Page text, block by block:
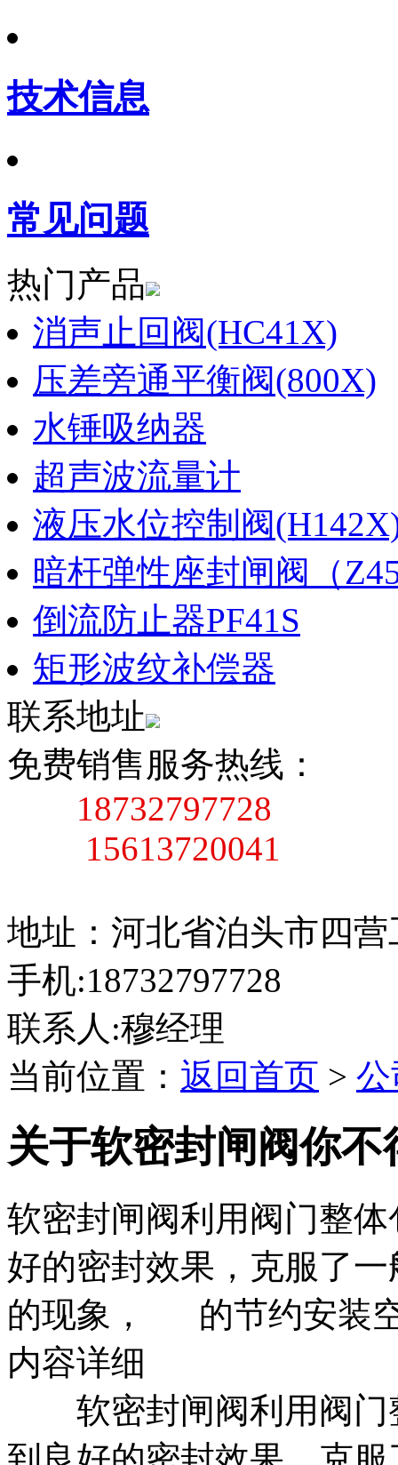
技术信息
常见问题
热门产品
消声止回阀(HC41X)
压差旁通平衡阀(800X)
水锤吸纳器
超声波流量计
液压水位控制阀
暗杆弹性座封闸阀（
倒流防止器PF41S
矩形波纹补偿器
联系地址
免费销售服务热线：
18732797728
15613720041
地址：河北省泊头市四营
手机:18732797728
联系人:穆经理
当前位置： 返回首页 >
关于软密封闸阀你
软密封闸阀利用阀门整
好的密封效果，克服了
的现象， 的节约安装
内容详细
软密封闸阀利用阀门